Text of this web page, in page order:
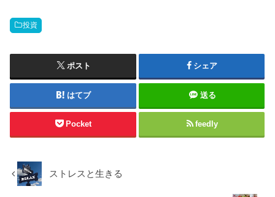
投資
ポスト シェア
はてブ 送る
Pocket feedly
ストレスと生きる